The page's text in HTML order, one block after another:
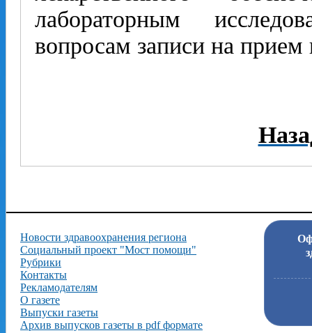
лабораторным
вопросам записи на прием
Новости здравоохранения региона
Социальный проект "Мост помощи"
Рубрики
Контакты
Рекламодателям
О газете
Выпуски газеты
Архив выпусков газеты в pdf формате